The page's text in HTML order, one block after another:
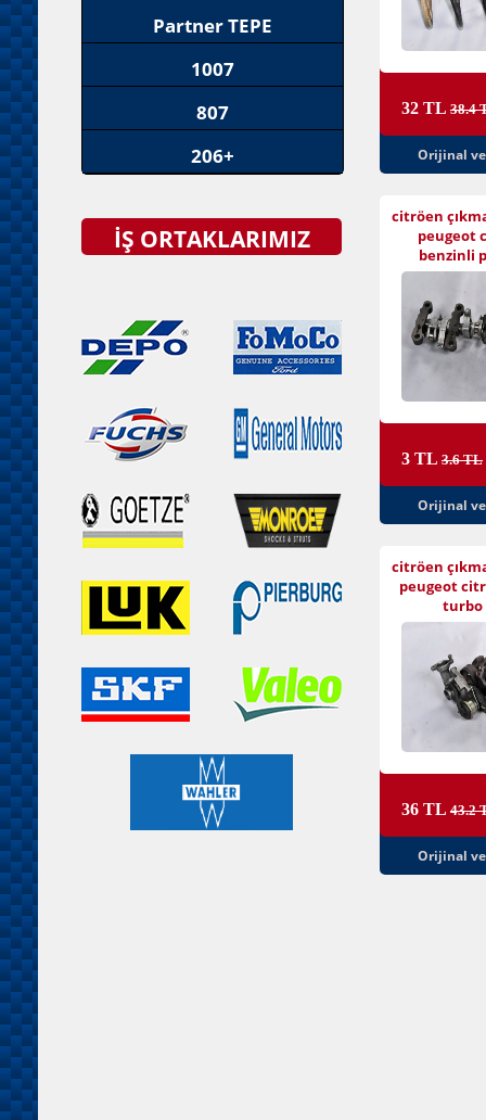
Partner TEPE
1007
807
206+
İŞ ORTAKLARIMIZ
32 TL 38.4
Orijinal ve
citröen
peugeot
benzinli
3 TL 3.6 TL
Orijinal ve
citröen
peugeot
turbo
36 TL 43.2
Orijinal ve